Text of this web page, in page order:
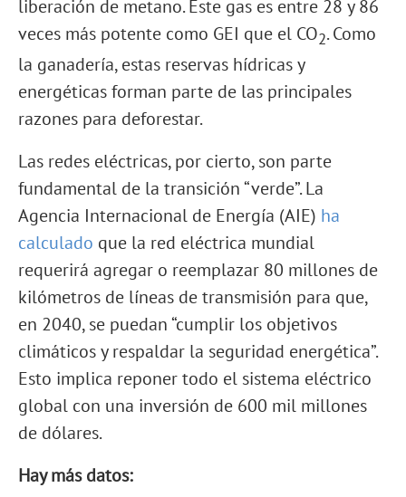
liberación de metano. Este gas es entre 28 y 86
veces más potente como GEI que el CO2. Como
la ganadería, estas reservas hídricas y
energéticas forman parte de las principales
razones para deforestar.
Las redes eléctricas, por cierto, son parte
fundamental de la transición “verde”. La
Agencia Internacional de Energía (AIE) ha
calculado que la red eléctrica mundial
requerirá agregar o reemplazar 80 millones de
kilómetros de líneas de transmisión para que,
en 2040, se puedan “cumplir los objetivos
climáticos y respaldar la seguridad energética”.
Esto implica reponer todo el sistema eléctrico
global con una inversión de 600 mil millones
de dólares.
Hay más datos: